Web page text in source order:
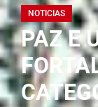
NOTICIAS
PAZ E